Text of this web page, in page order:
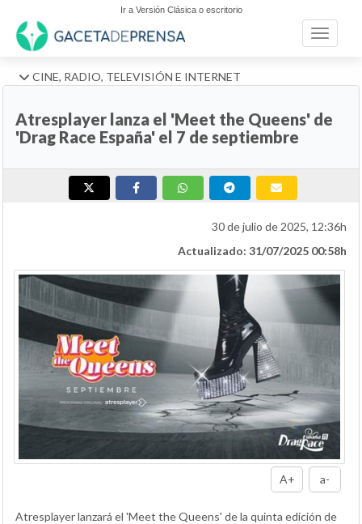
Ir a Versión Clásica o escritorio
Toggle
CINE, RADIO, TELEVISIÓN E INTERNET
Atresplayer lanza el 'Meet the Queens' de
'Drag Race España' el 7 de septiembre
30 de julio de 2025, 12:36h
Actualizado: 31/07/2025 00:58h
A+ a-
Atresplayer lanzará el 'Meet the Queens' de la quinta edición de